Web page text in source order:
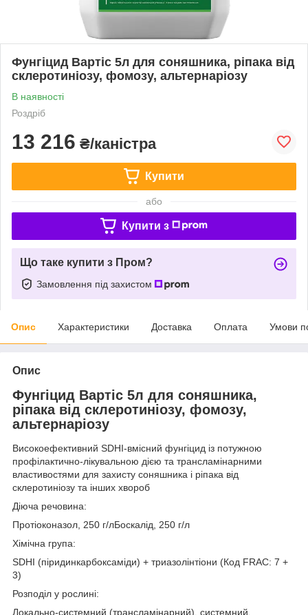
Фунгіцид Вартіс 5л для соняшника, ріпака від
склеротиніозу, фомозу, альтернаріозу
В наявності
Роздріб
13 216 ₴/каністра
Купити
або
Купити з
Що таке купити з Пром?
Замовлення під захистом
Опис Характеристики Доставка Оплата Умови
Опис
Фунгіцид Вартіс 5л для соняшника,
ріпака від склеротиніозу, фомозу,
альтернаріозу
Високоефективний SDHI-вмісний фунгіцид із потужною
профілактично-лікувальною дією та трансламінарними
властивостями для захисту соняшника і ріпака від
склеротиніозу та інших хвороб
Діюча речовина:
Протіоконазол, 250 г/лБоскалід, 250 г/л
Хімічна група:
SDHI (піридинкарбоксаміди) + триазолінтіони (Код FRAC: 7 +
3)
Розподіл у рослині:
Локально-системний (трансламінарний), системний,